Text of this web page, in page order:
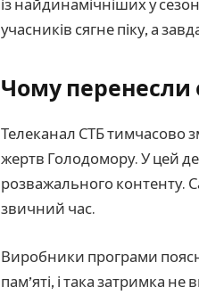
із найдинамічніших у
учасників сягне піку, а
Чому перенесли
Телеканал СТБ тимчасово
жертв Голодомору. У цей
розважального контенту.
звичний час.
Виробники програми
пам’яті, і така затримка